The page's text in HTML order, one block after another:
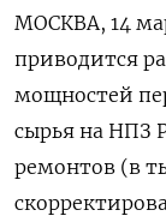
МОСКВА, 14 мар (Рейтер) - В таблицах ниже приводится расчет Рейтер сокращения мощностей первичной переработки нефтяного сырья на НПЗ РФ в 2023 году в ходе планируемых ремонтов (в тысячах тонн в месяц) с учетом скорректированных данных за январь-апрель на основании данных в терминале Eikon и источников в отрасли. Годовой план ремонтов на НПЗ РФ с расчетом выбывающих мощностей в формате Excel доступен по ссылке - cpurl://apps.cp./rapido/version/ad801550-9d8f-11ed-8fcf-00505692bb48 НПЗ / Установки Мощность НПЗ, ЯНВ ФЕВ МАР АПР МАЙ ИЮН ИЮЛ АВГ СЕН ОКТ НОЯ ДЕК Суммарный простой Суммарный простой тыс.т./сут. НПЗ в 2023 г, в % к годовой тыс.тонн мощн. НПЗ РОСНЕФТЬ Ангарская НХК 29,1 640,2 462,0 1.102,2 10,4 Ачинский НПЗ 21,4 557,2 557,2 1.114,4 14,2 Комсомольский НПЗ 19,1 78,5 26,2 377,7 352,5 834,9 12,0 Куйбышевский НПЗ 20,0 40,1 339,8 599,7 619,7